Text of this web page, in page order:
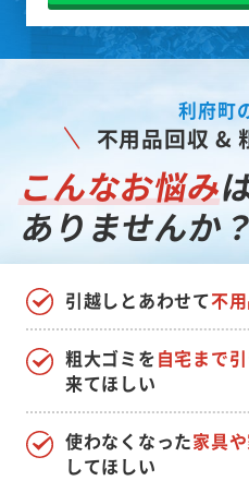
利府町
不用品回収 &
こんなお悩み
ありませんか？
引越しとあわせて不
使わなくなった家具
してほしい
粗大ゴミを自宅まで
来てほしい